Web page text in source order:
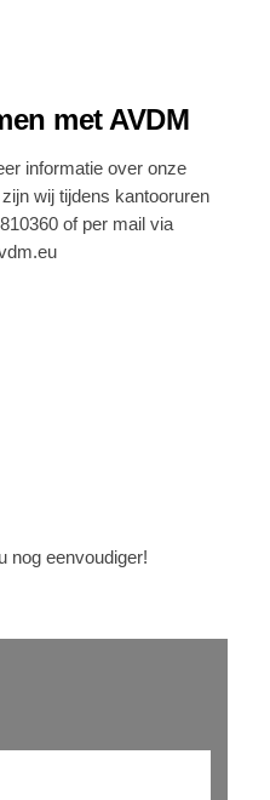
met AVDM
informatie over onze
wij tijdens kantooruren
of per mail via
nog eenvoudiger!